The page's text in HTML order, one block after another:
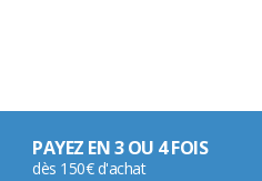
PAYEZ EN 3 OU 4 FOIS
dès 150€ d'achat